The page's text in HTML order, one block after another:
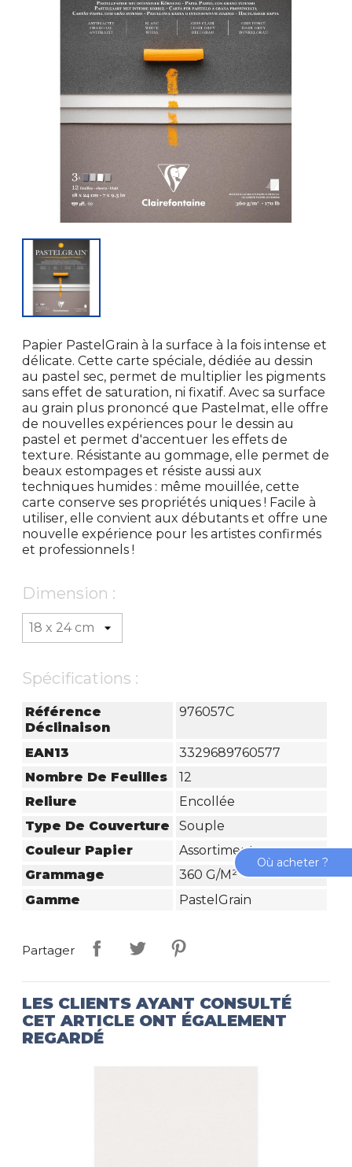
Papier PastelGrain à la surface à la fois intense et
délicate. Cette carte spéciale, dédiée au dessin
au pastel sec, permet de multiplier les pigments
sans effet de saturation, ni fixatif. Avec sa surface
au grain plus prononcé que Pastelmat, elle offre
de nouvelles expériences pour le dessin au
pastel et permet d'accentuer les effets de
texture. Résistante au gommage, elle permet de
beaux estompages et résiste aussi aux
techniques humides : même mouillée, cette
carte conserve ses propriétés uniques ! Facile à
utiliser, elle convient aux débutants et offre une
nouvelle expérience pour les artistes confirmés
et professionnels !
Dimension :
Spécifications :
Référence
Déclinaison
976057C
EAN13
3329689760577
Nombre De Feuilles
12
Reliure
Encollée
Type De Couverture
Souple
Couleur Papier
Assortiment
Grammage
360 G/m²
Gamme
PastelGrain
Partager
LES CLIENTS AYANT CONSULTÉ
CET ARTICLE ONT ÉGALEMENT
REGARDÉ
Où acheter ?